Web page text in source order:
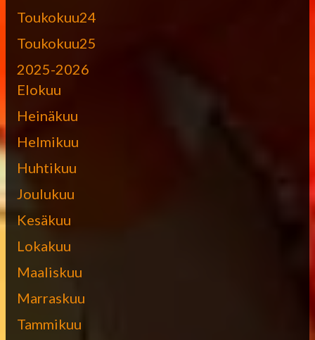
Toukokuu24
Toukokuu25
2025-2026
Elokuu
Heinäkuu
Helmikuu
Huhtikuu
Joulukuu
Kesäkuu
Lokakuu
Maaliskuu
Marraskuu
Tammikuu